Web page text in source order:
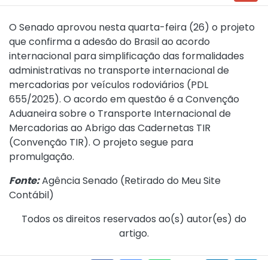
O Senado aprovou nesta quarta-feira (26) o projeto
que confirma a adesão do Brasil ao acordo
internacional para simplificação das formalidades
administrativas no transporte internacional de
mercadorias por veículos rodoviários (PDL
655/2025). O acordo em questão é a Convenção
Aduaneira sobre o Transporte Internacional de
Mercadorias ao Abrigo das Cadernetas TIR
(Convenção TIR). O projeto segue para
promulgação.
Fonte:Agência Senado (Retirado do Meu Site
Contábil)
Todos os direitos reservados ao(s) autor(es) do
artigo.